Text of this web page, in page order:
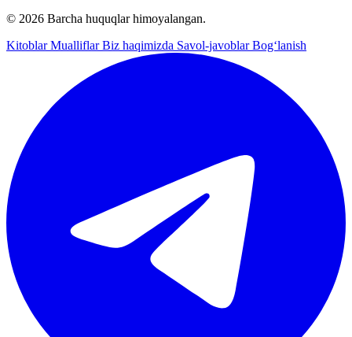
© 2026 Barcha huquqlar himoyalangan.
KitoblarMualliflarBiz haqimizda Savol-javoblarBog‘lanish